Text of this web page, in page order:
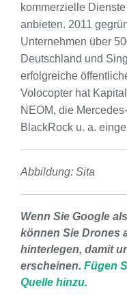
kommerzielle
anbieten. 2011
Unternehmen über
Deutschland und
erfolgreiche
Volocopter hat
NEOM, die
BlackRock u. a.
Abbildung: Sita
Wenn Sie Google
können Sie Drones
hinterlegen, damit
erscheinen. Fügen
Quelle hinzu.